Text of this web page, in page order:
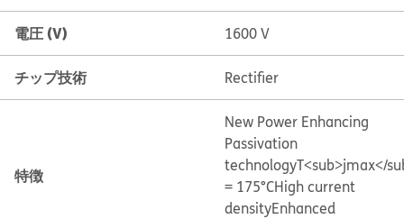
電圧 (V) 1600 V
チップ技術 Rectifier
特徴
New Power Enhancing
Passivation
technologyT<sub>jmax</
= 175°CHigh current
densityEnhanced